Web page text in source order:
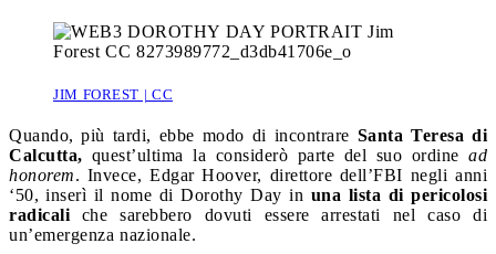
JIM FOREST | CC
Quando, più tardi, ebbe modo di incontrare Santa Teresa di
Calcutta, quest’ultima la considerò parte del suo ordine ad
honorem. Invece, Edgar Hoover, direttore dell’FBI negli anni
‘50, inserì il nome di Dorothy Day in una lista di pericolosi
radicali che sarebbero dovuti essere arrestati nel caso di
un’emergenza nazionale.